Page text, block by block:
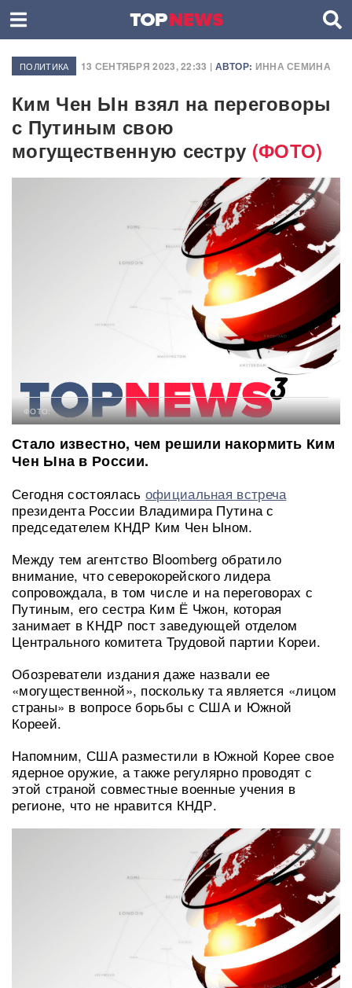
ПОЛИТИКА 13 СЕНТЯБРЯ 2023, 22:33 | АВТОР: ИННА СЕМИНА
Ким Чен Ын взял на переговоры
с Путиным свою
могущественную сестру (ФОТО)
ФОТО:
Стало известно, чем решили накормить Ким
Чен Ына в России.
Сегодня состоялась официальная встреча
президента России Владимира Путина с
председателем КНДР Ким Чен Ыном.
Между тем агентство Bloomberg обратило
внимание, что северокорейского лидера
сопровождала, в том числе и на переговорах с
Путиным, его сестра Ким Ё Чжон, которая
занимает в КНДР пост заведующей отделом
Центрального комитета Трудовой партии Кореи.
Обозреватели издания даже назвали ее
«могущественной», поскольку та является «лицом
страны» в вопросе борьбы с США и Южной
Кореей.
Напомним, США разместили в Южной Корее свое
ядерное оружие, а также регулярно проводят с
этой страной совместные военные учения в
регионе, что не нравится КНДР.